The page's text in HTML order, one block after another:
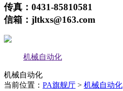
传真：0431-85810581
信箱：jltkxs@163.com
机械自动化
机械自动化
当前位置： PA旗舰厅 > 机械自动化